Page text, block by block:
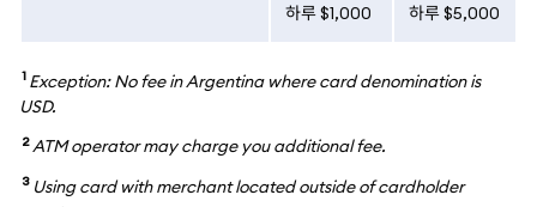
하루 $1,000
하루 $5,000
1 Exception: No fee in Argentina where card denomination is
USD.
2ATM operator may charge you additional fee.
3 Using card with merchant located outside of cardholder